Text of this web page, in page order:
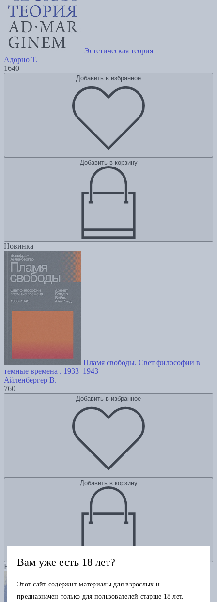
Эстетическая теория
Адорно Т.
1640
Добавить в избранное
Добавить в корзину
Новинка
Пламя свободы. Свет философии в
темные времена . 1933–1943
Айленбергер В.
760
Добавить в избранное
Добавить в корзину
Новинка
Вам уже есть 18 лет?
Этот сайт содержит материалы для взрослых и
предназначен только для пользователей старше 18 лет.